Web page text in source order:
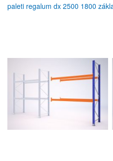
paleti regalum dx 2500 1800